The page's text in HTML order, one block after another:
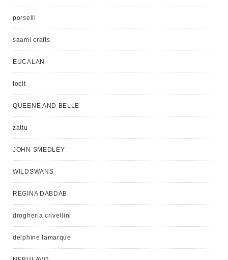
porselli
saami crafts
EUCALAN
tocit
QUEENE AND BELLE
zattu
JOHN SMEDLEY
WILDSWANS
REGINA DABDAB
drogheria crivellini
delphine lamarque